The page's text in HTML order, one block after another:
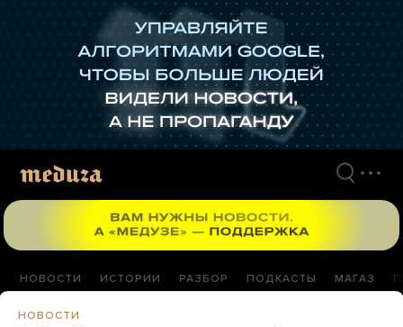
НОВОСТИ ИСТОРИИ РАЗБОР ПОДКАСТЫ МАГАЗ
НОВОСТИ